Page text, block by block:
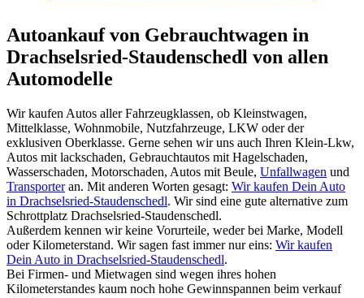
Autoankauf von Gebrauchtwagen in
Drachselsried-Staudenschedl von allen
Automodelle
Wir kaufen Autos aller Fahrzeugklassen, ob Kleinstwagen,
Mittelklasse, Wohnmobile, Nutzfahrzeuge, LKW oder der
exklusiven Oberklasse. Gerne sehen wir uns auch Ihren Klein-Lkw,
Autos mit lackschaden, Gebrauchtautos mit Hagelschaden,
Wasserschaden, Motorschaden, Autos mit Beule, Unfallwagen und
Transporteran. Mit anderen Worten gesagt: Wir kaufen Dein Auto
in Drachselsried-Staudenschedl. Wir sind eine gute alternative zum
Schrottplatz Drachselsried-Staudenschedl.
Außerdem kennen wir keine Vorurteile, weder bei Marke, Modell
oder Kilometerstand. Wir sagen fast immer nur eins: Wir kaufen
Dein Auto in Drachselsried-Staudenschedl.
Bei Firmen- und Mietwagen sind wegen ihres hohen
Kilometerstandes kaum noch hohe Gewinnspannen beim verkauf